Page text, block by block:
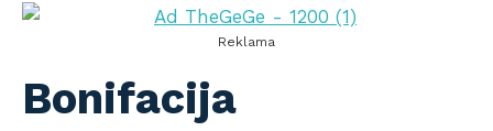
Reklama
Bonifacija